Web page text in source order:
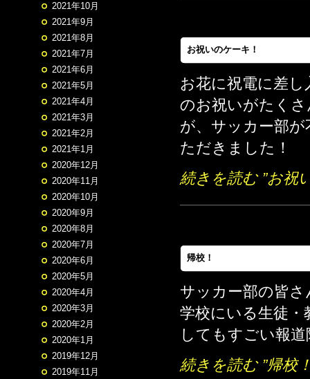
2021年10月
2021年9月
2021年8月
2021年7月
2021年6月
2021年5月
2021年4月
2021年3月
2021年2月
2021年1月
2020年12月
2020年11月
2020年10月
2020年9月
2020年8月
2020年7月
2020年6月
2020年5月
2020年4月
2020年3月
2020年2月
2020年1月
2019年12月
2019年11月
お祝いのケーキ！
お花に祝電に差
のお祝いがたく
が、サッカー部
ただきました！
続きを読む ”お祝
帰校！
サッカー部の皆
学校にいる生徒
してもすごい報
続きを読む ”帰校